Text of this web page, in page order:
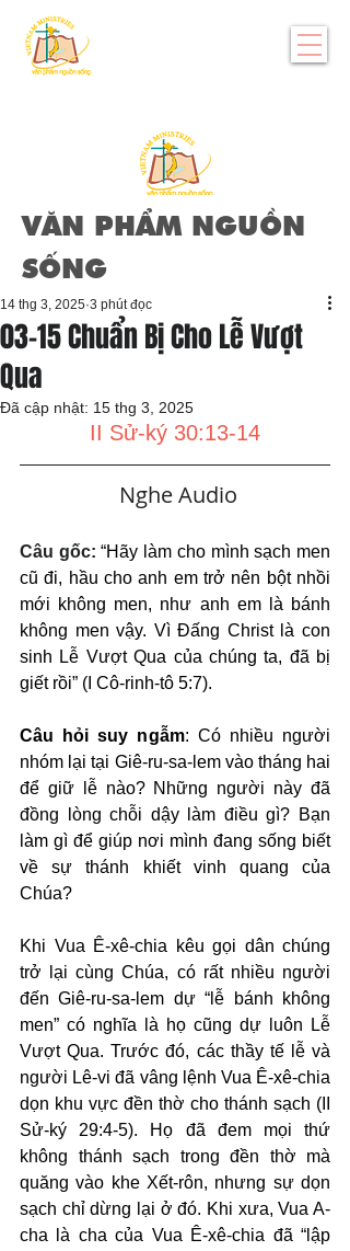
VĂN PHẨM NGUỒN
SỐNG
03-15 Chuẩn Bị Cho Lễ Vượt
Qua
14 thg 3, 2025 3 phút đọc
Đã cập nhật: 15 thg 3, 2025
II Sử-ký 30:13-14
   Nghe Audio
Câu gốc: “Hãy làm cho mình sạch men
cũ đi, hầu cho anh em trở nên bột nhồi
mới không men, như anh em là bánh
không men vậy. Vì Đấng Christ là con
sinh Lễ Vượt Qua của chúng ta, đã bị
giết rồi” (I Cô-rinh-tô 5:7).
Câu hỏi suy ngẫm: Có nhiều người
nhóm lại tại Giê-ru-sa-lem vào tháng hai
để giữ lễ nào? Những người này đã
đồng lòng chỗi dậy làm điều gì? Bạn
làm gì để giúp nơi mình đang sống biết
về sự thánh khiết vinh quang của
Chúa?
Khi Vua Ê-xê-chia kêu gọi dân chúng
trở lại cùng Chúa, có rất nhiều người
đến Giê-ru-sa-lem dự “lễ bánh không
men” có nghĩa là họ cũng dự luôn Lễ
Vượt Qua. Trước đó, các thầy tế lễ và
người Lê-vi đã vâng lệnh Vua Ê-xê-chia
dọn khu vực đền thờ cho thánh sạch (II
Sử-ký 29:4-5). Họ đã đem mọi thứ
không thánh sạch trong đền thờ mà
quăng vào khe Xết-rôn, nhưng sự dọn
sạch chỉ dừng lại ở đó. Khi xưa, Vua A-
cha là cha của Vua Ê-xê-chia đã “lập